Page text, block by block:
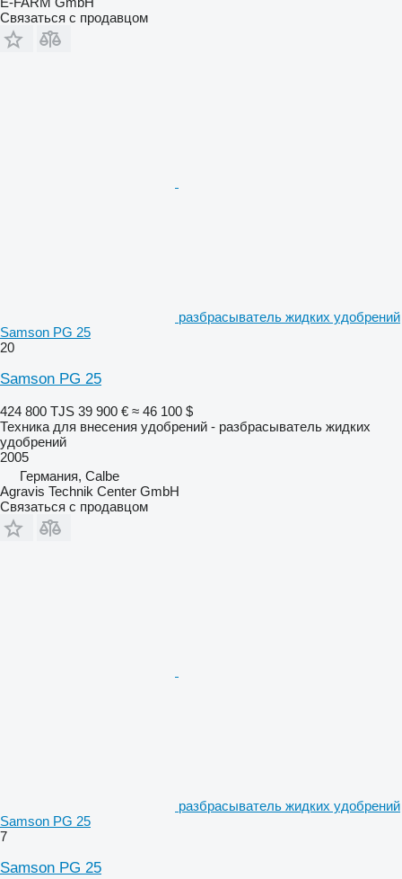
Связаться с продавцом
разбрасыватель жидких удобрений
Samson PG 25
20
Samson PG 25
424 800 TJS 39 900 € ≈ 46 100 $
Техника для внесения удобрений - разбрасыватель жидких
удобрений
2005
Германия, Calbe
Agravis Technik Center GmbH
Связаться с продавцом
разбрасыватель жидких удобрений
Samson PG 25
7
Samson PG 25